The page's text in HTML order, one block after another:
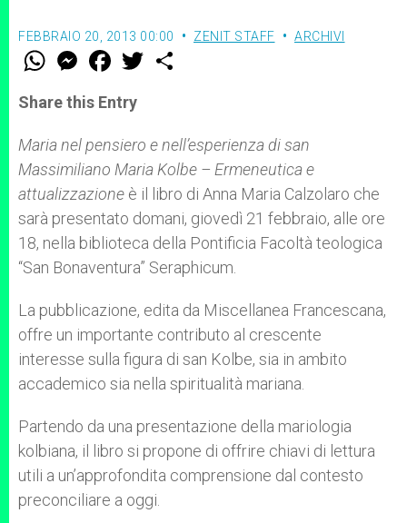
FEBBRAIO 20, 2013 00:00 ZENIT STAFF ARCHIVI
W
t
s
p
p
M
e
s
e
g
e
r
F
a
e
b
o
k
w
r
Share this Entry
Maria nel pensiero e nell’esperienza di san
Massimiliano Maria Kolbe – Ermeneutica e
attualizzazione è il libro di Anna Maria Calzolaro che
sarà presentato domani, giovedì 21 febbraio, alle ore
18, nella biblioteca della Pontificia Facoltà teologica
“San Bonaventura” Seraphicum.
La pubblicazione, edita da Miscellanea Francescana,
offre un importante contributo al crescente
interesse sulla figura di san Kolbe, sia in ambito
accademico sia nella spiritualità mariana.
Partendo da una presentazione della mariologia
kolbiana, il libro si propone di offrire chiavi di lettura
utili a un’approfondita comprensione dal contesto
preconciliare a oggi.